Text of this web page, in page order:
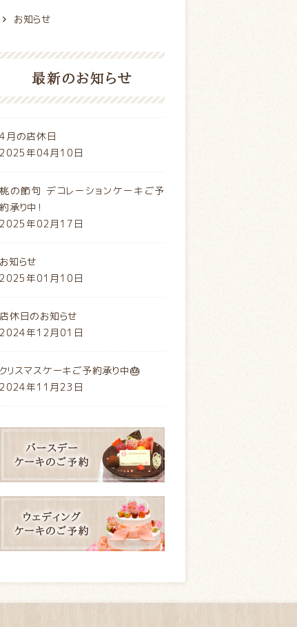
お知らせ
最新のお知らせ
4月の店休日
2025年04月10日
桃の節句 デコレーションケーキご予
約承り中！
2025年02月17日
お知らせ
2025年01月10日
店休日のお知らせ
2024年12月01日
クリスマスケーキご予約承り中🎂
2024年11月23日